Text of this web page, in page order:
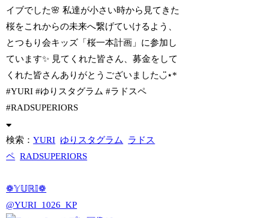
イブでした🌸 私達が小さい時から見てきた
桜をこれからの未来へ繋げていけるよう、
とつもり会キッズ「桜一本計画」に参加し
ています✨ 見てくれた皆さん、募金をして
くれた皆さんありがとうございました◡̈⋆*
#YURI #ゆりスタグラム #ラドスペ
#RADSUPERIORS
検索：YURI ゆりスタグラム
ラドス
ペ RADSUPERIORS
❁𝕐𝕌ℝ𝕀❁
@YURI_1026_KP